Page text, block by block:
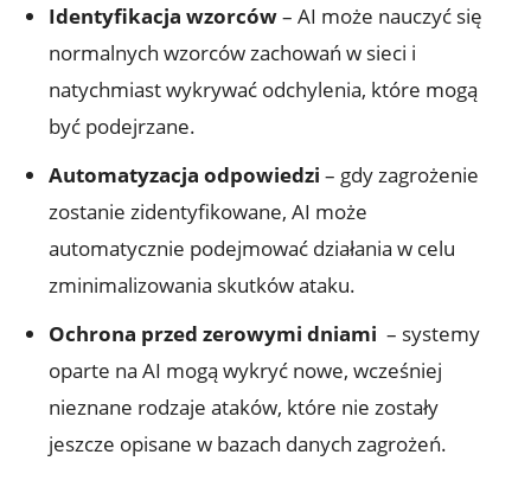
Identyfikacja wzorców– AI ⁢może nauczyć się
normalnych wzorców‌ zachowań w ‌sieci i
natychmiast⁢ wykrywać odchylenia, które mogą
⁣być podejrzane.
Automatyzacja​ odpowiedzi – gdy⁣ zagrożenie
zostanie zidentyfikowane, AI może
automatycznie podejmować działania w celu‌
zminimalizowania skutków ⁢ataku.
Ochrona przed zerowymi⁣ dniami ⁣ – systemy
oparte na AI mogą wykryć nowe, ‌wcześniej
nieznane rodzaje ataków,‍ które nie zostały‍
jeszcze opisane w ⁢bazach‌ danych⁤ zagrożeń.